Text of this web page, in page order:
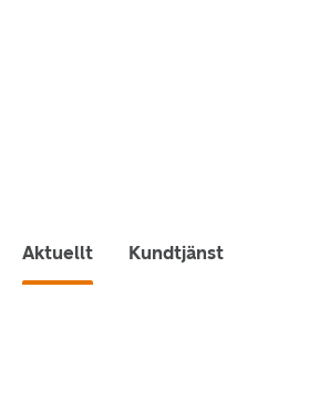
Aktuellt Kundtjänst